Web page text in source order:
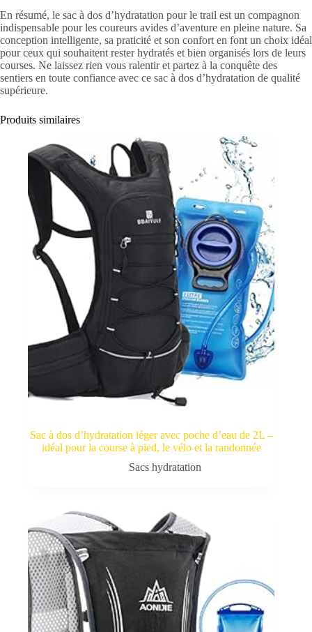
En résumé, le sac à dos d’hydratation pour le trail est un compagnon
indispensable pour les coureurs avides d’aventure en pleine nature. Sa
conception intelligente, sa praticité et son confort en font un choix idéal
pour ceux qui souhaitent rester hydratés et bien organisés lors de leurs
courses. Ne laissez rien vous ralentir et partez à la conquête des
sentiers en toute confiance avec ce sac à dos d’hydratation de qualité
supérieure.
Produits similaires
Sac à dos d’hydratation léger avec poche d’eau de 2L –
idéal pour la course à pied, le vélo et la randonnée
Sacs hydratation